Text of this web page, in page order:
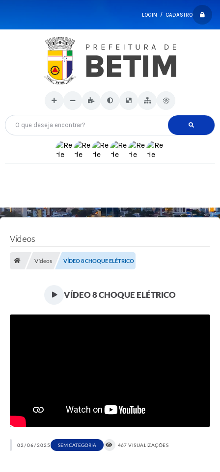
LOGIN / CADASTRO
O que deseja encontrar?
Vídeos
Vídeos VÍDEO 8 CHOQUE ELÉTRICO
VÍDEO 8 CHOQUE ELÉTRICO
02/06/2025 SEM CATEGORIA 467 VISUALIZAÇÕES